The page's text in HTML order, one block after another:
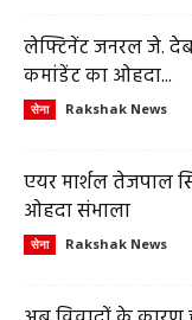
लेफ्टिनेंट जनरल जे.
कमांडेंट का ओहदा...
सेना Rakshak News
एयर मार्शल तेजपाल
ओहदा संभाला
सेना Rakshak News